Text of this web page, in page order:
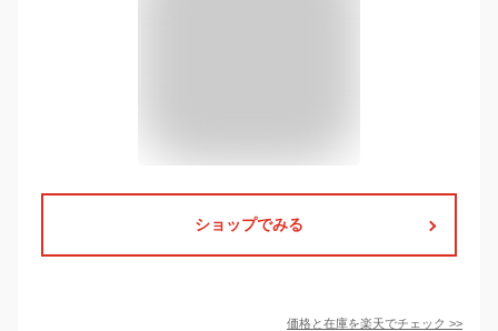
ショップでみる
価格と在庫を楽天でチェック >>